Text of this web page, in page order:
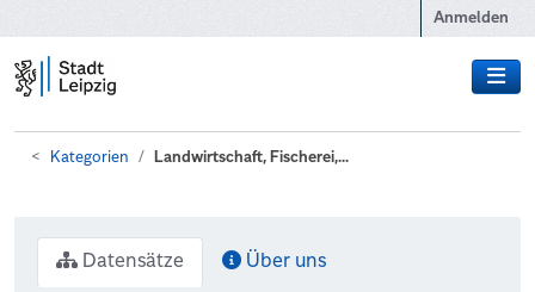
Anmelden
Kategorien Landwirtschaft, Fischerei,...
Datensätze Über uns